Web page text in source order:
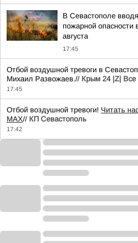
В Севастополе
пожарной опасности
августа
17:45
Отбой воздушной тревоги в
Михаил Развожаев.// Крым 24 |Z| Все
17:45
Отбой воздушной тревоги! Читать
MAX// КП Севастополь
17:42